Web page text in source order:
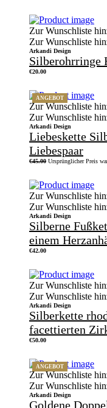
Zur Wunschliste
Zur Wunschliste
Arkandi Design
Silberohrringe
€20.00
ANGEBOT
Zur Wunschliste
Zur Wunschliste
Arkandi Design
Liebeskette
Liebespaar
€45.00 Ursprünglicher Preis
Zur Wunschliste
Zur Wunschliste
Arkandi Design
Silberne
einem
€42.00
Zur Wunschliste
Zur Wunschliste
Arkandi Design
Silberkette
facettierten
€50.00
ANGEBOT
Zur Wunschliste
Zur Wunschliste
Arkandi Design
Goldene